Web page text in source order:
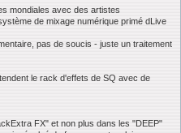
mondiales avec des artistes
de mixage numérique primé dLive
pas de soucis - juste un traitement
le rack d'effets de SQ avec de
FX" et non plus dans les "DEEP"